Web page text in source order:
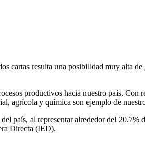
cartas resulta una posibilidad muy alta
productivos hacia nuestro país. Con
agrícola y química son ejemplo de
país, al representar alrededor del
Directa (IED).